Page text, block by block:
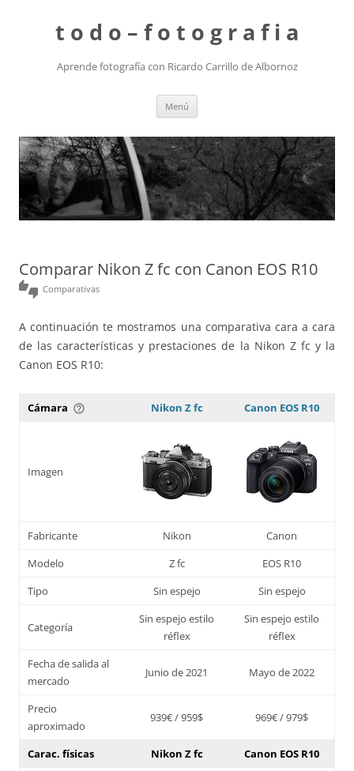
t o d o – f o t o g r a f i a
Aprende fotografía con Ricardo Carrillo de Albornoz
Menú
Comparar Nikon Z fc con Canon EOS R10
thumbs_up_down Comparativas
A continuación te mostramos una comparativa cara a cara
de las características y prestaciones de la Nikon Z fc y la
Canon EOS R10:
Cámara help_outline Nikon Z fc Canon EOS R10
Imagen
Fabricante Nikon
Canon
Modelo
Z fc
EOS R10
Tipo
Sin espejo Sin espejo
Categoría
Sin espejo estilo
réflex
Sin espejo estilo
réflex
Fecha de salida al
mercado
Junio de 2021 Mayo de 2022
Precio
aproximado
939€ / 959$ 969€ / 979$
Carac. físicas Nikon Z fc
Canon EOS R10